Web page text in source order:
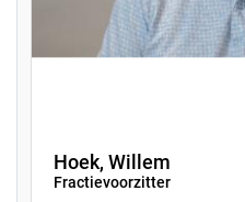
Hoek, Willem
Fractievoorzitter